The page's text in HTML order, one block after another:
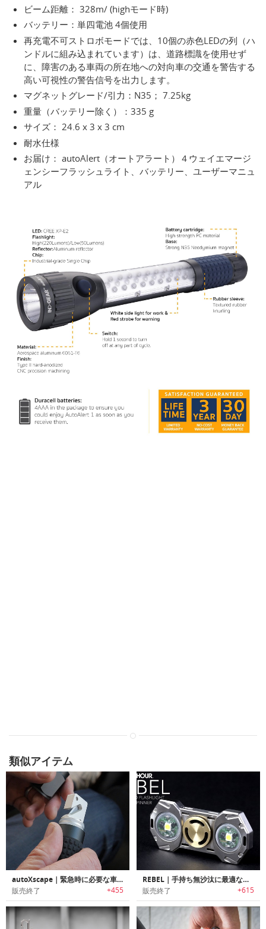
ビーム距離： 328m/ (highモード時)
バッテリー：単四電池 4個使用
再充電不可ストロボモードでは、10個の赤色LEDの列（ハ
ンドルに組み込まれています）は、道路標識を使用せず
に、障害のある車両の所在地への対向車の交通を警告する
高い可視性の警告信号を出力します。
マグネットグレード/引力：N35； 7.25kg
重量（バッテリー除く）：335 g
サイズ： 24.6 x 3 x 3 cm
耐水仕様
お届け： autoAlert（オートアラート）４ウェイエマージ
ェンシーフラッシュライト、バッテリー、ユーザーマニュ
アル
類似アイテム
autoXscape｜緊急時に必要な車内脱出ツール搭載フラッシュライト「オートエスケープ」
販売終了 +455
REBEL｜手持ち無沙汰に最適なハンドスピナー搭載フラッシュライト「レベル」
販売終了 +615